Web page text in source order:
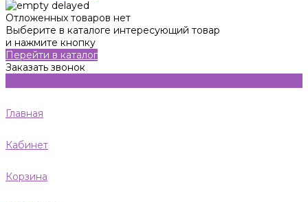
Отложенных товаров нет
Выберите в каталоге интересующий товар
и нажмите кнопку
Перейти в каталог
Заказать звонок
Главная
Кабинет
Корзина